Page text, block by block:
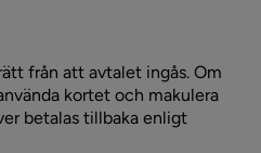
från att avtalet ingås. Om
kortet och makulera
betalas tillbaka enligt